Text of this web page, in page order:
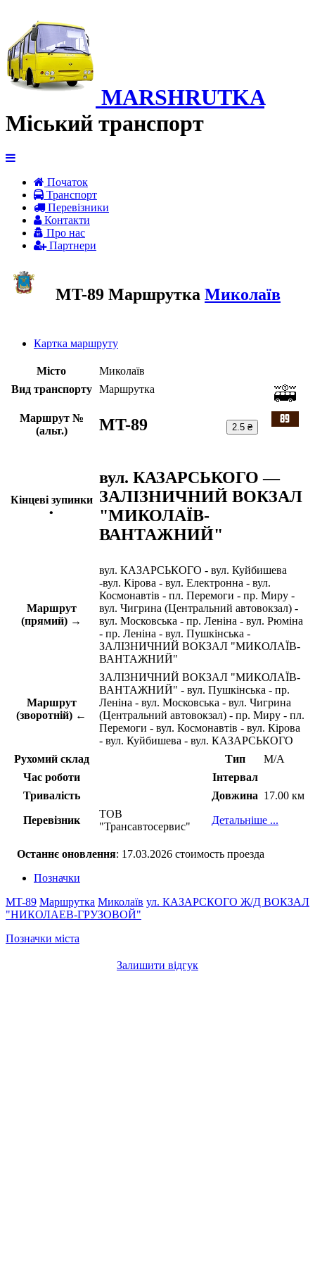
MARSHRUTKA
Міський транспорт
Початок
Транспорт
Перевiзники
Контакти
Про нас
Партнери
MT-89 Маршрутка Миколаїв
Картка маршруту
Місто
Миколаїв
Вид транспорту
Маршрутка
Маршрут №
(альт.)
MT-89 2.5 ₴
Кінцеві зупинки
•
вул. КАЗАРСЬКОГО —
ЗАЛІЗНИЧНИЙ ВОКЗАЛ
"МИКОЛАЇВ-
ВАНТАЖНИЙ"
Маршрут
(прямий) →
вул. КАЗАРСЬКОГО - вул. Куйбишева
-вул. Кірова - вул. Електронна - вул.
Космонавтів - пл. Перемоги - пр. Миру -
вул. Чигрина (Центральний автовокзал) -
вул. Московська - пр. Леніна - вул. Рюміна
- пр. Леніна - вул. Пушкінська -
ЗАЛІЗНИЧНИЙ ВОКЗАЛ "МИКОЛАЇВ-
ВАНТАЖНИЙ"
Маршрут
(зворотній) ←
ЗАЛІЗНИЧНИЙ ВОКЗАЛ "МИКОЛАЇВ-
ВАНТАЖНИЙ" - вул. Пушкінська - пр.
Леніна - вул. Московська - вул. Чигрина
(Центральний автовокзал) - пр. Миру - пл.
Перемоги - вул. Космонавтів - вул. Кірова
- вул. Куйбишева - вул. КАЗАРСЬКОГО
Рухомий склад
Тип
М/А
Час роботи
Інтервал
Тривалість
Довжина 17.00 км
Перевізник
ТОВ
"Трансавтосервис"
Детальніше ...
Останнє оновлення: 17.03.2026 стоимость проезда
Позначки
MT-89 Маршрутка Миколаїв ул. КАЗАРСКОГО Ж/Д ВОКЗАЛ
"НИКОЛАЕВ-ГРУЗОВОЙ"
Позначки міста
Залишити відгук